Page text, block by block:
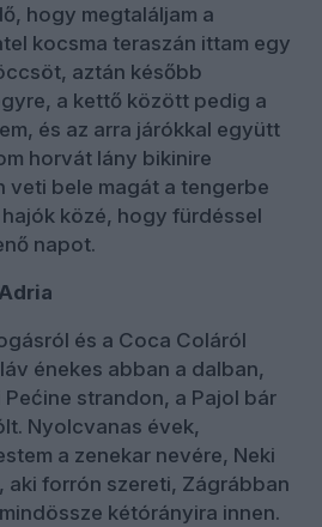
hogy megtaláljam a
kocsma teraszán ittam egy
aztán később
a kettő között pedig a
és az arra járókkal együtt
horvát lány bikinire
veti bele magát a tengerbe
közé, hogy fürdéssel
napot.
és a Coca Coláról
énekes abban a dalban,
Pećine strandon, a Pajol bár
Nyolcvanas évek,
a zenekar nevére, Neki
aki forrón szereti, Zágrábban
kétórányira innen.